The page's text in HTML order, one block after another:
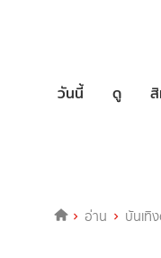
วันนี้ ดู
อ่าน บันเทิ